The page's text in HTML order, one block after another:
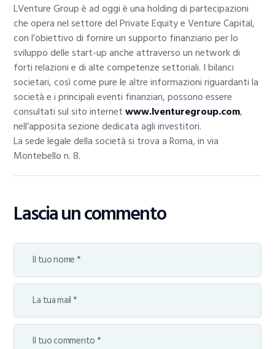
LVenture Group è ad oggi è una holding di partecipazioni
che opera nel settore del Private Equity e Venture Capital,
con l’obiettivo di fornire un supporto finanziario per lo
sviluppo delle start-up anche attraverso un network di
forti relazioni e di alte competenze settoriali. I bilanci
societari, così come pure le altre informazioni riguardanti la
società e i principali eventi finanziari, possono essere
consultati sul sito internetwww.lventuregroup.com,
nell’apposita sezione dedicata agli investitori.
La sede legale della società si trova a Roma, in via
Montebello n. 8.
Lascia un commento